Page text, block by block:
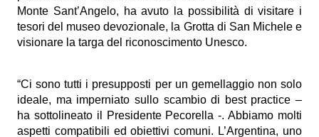
Monte Sant’Angelo, ha avuto la possibilità di visitare i
tesori del museo devozionale, la Grotta di San Michele e
visionare la targa del riconoscimento Unesco.
“Ci sono tutti i presupposti per un gemellaggio non solo
ideale, ma imperniato sullo scambio di best practice –
ha sottolineato il Presidente Pecorella -. Abbiamo molti
aspetti compatibili ed obiettivi comuni. L’Argentina, uno